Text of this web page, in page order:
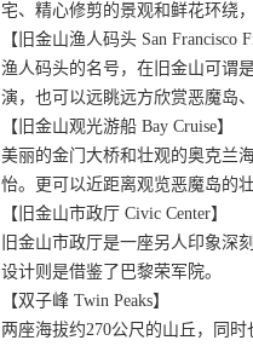
宅、精心修剪的景观和鲜花环绕
【旧金山渔人码头 San Francisco
渔人码头的名号，在旧金山可谓
演，也可以远眺远方欣赏恶魔岛
【旧金山观光游船 Bay Cruise】
美丽的金门大桥和壮观的奥克兰
怡。更可以近距离观览恶魔岛的
【旧金山市政厅 Civic Center】
旧金山市政厅是一座另人印象深
设计则是借鉴了巴黎荣军院。
【双子峰 Twin Peaks】
两座海拔约270公尺的山丘，同